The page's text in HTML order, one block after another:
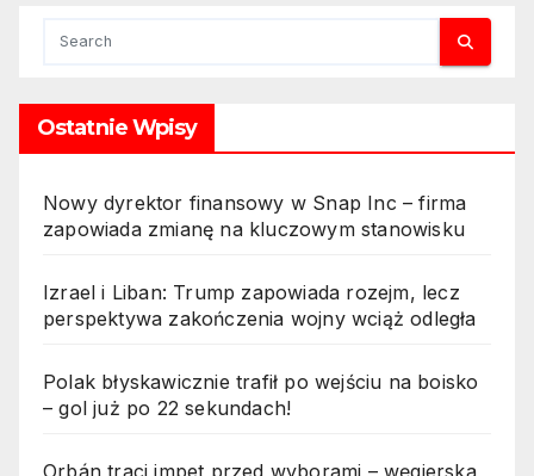
Ostatnie Wpisy
Nowy dyrektor finansowy w Snap Inc – firma
zapowiada zmianę na kluczowym stanowisku
Izrael i Liban: Trump zapowiada rozejm, lecz
perspektywa zakończenia wojny wciąż odległa
Polak błyskawicznie trafił po wejściu na boisko
– gol już po 22 sekundach!